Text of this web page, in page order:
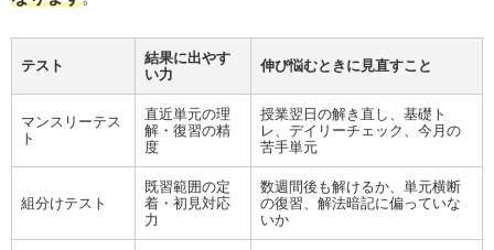
テスト
結果に出やす
い力
伸び悩むときに見直すこと
マンスリーテス
ト
直近単元の理
解・復習の精
度
授業翌日の解き直し、基礎ト
レ、デイリーチェック、今月の
苦手単元
組分けテスト
既習範囲の定
着・初見対応
力
数週間後も解けるか、単元横断
の復習、解法暗記に偏っていな
いか